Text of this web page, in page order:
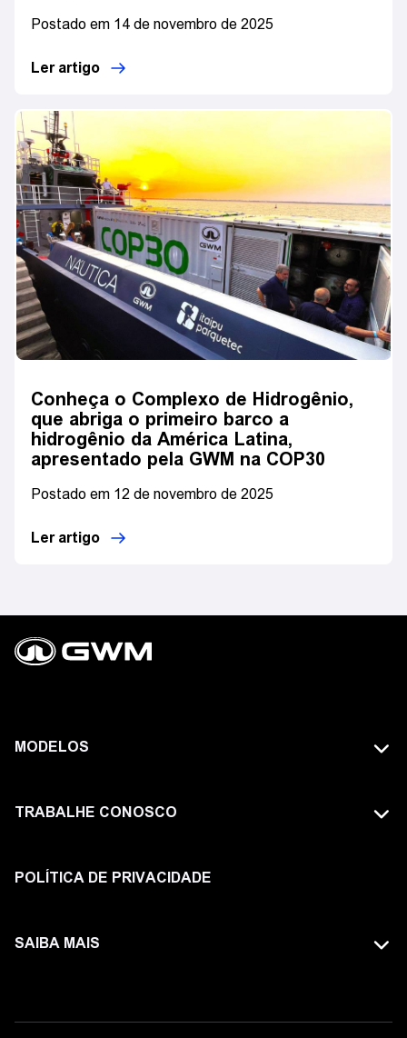
Postado em 14 de novembro de 2025
Ler artigo
Conheça o Complexo de Hidrogênio,
que abriga o primeiro barco a
hidrogênio da América Latina,
apresentado pela GWM na COP30
Postado em 12 de novembro de 2025
Ler artigo
MODELOS
HAVAL
POER
TRABALHE CONOSCO
POLÍTICA DE PRIVACIDADE
SAIBA MAIS
AVISO LEGAL